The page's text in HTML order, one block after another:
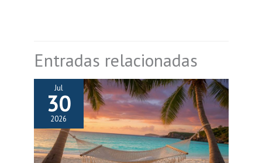
Entradas relacionadas
Jul
30
2026